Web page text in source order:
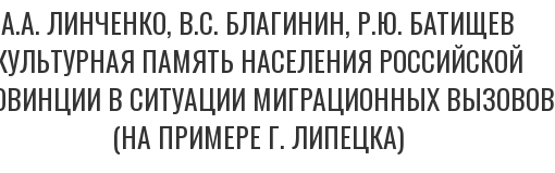
А.А. ЛИНЧЕНКО, В.С. БЛАГИНИН, Р.Ю. БАТИЩЕВ
ПАМЯТЬ НАСЕЛЕНИЯ РОССИЙСКОЙ
В СИТУАЦИИ МИГРАЦИОННЫХ ВЫЗОВОВ
(НА ПРИМЕРЕ Г. ЛИПЕЦКА)